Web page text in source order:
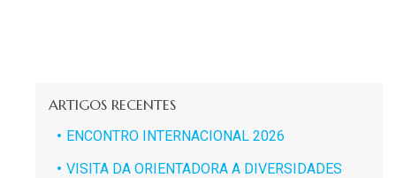
ARTIGOS RECENTES
ENCONTRO INTERNACIONAL 2026
VISITA DA ORIENTADORA A DIVERSIDADES